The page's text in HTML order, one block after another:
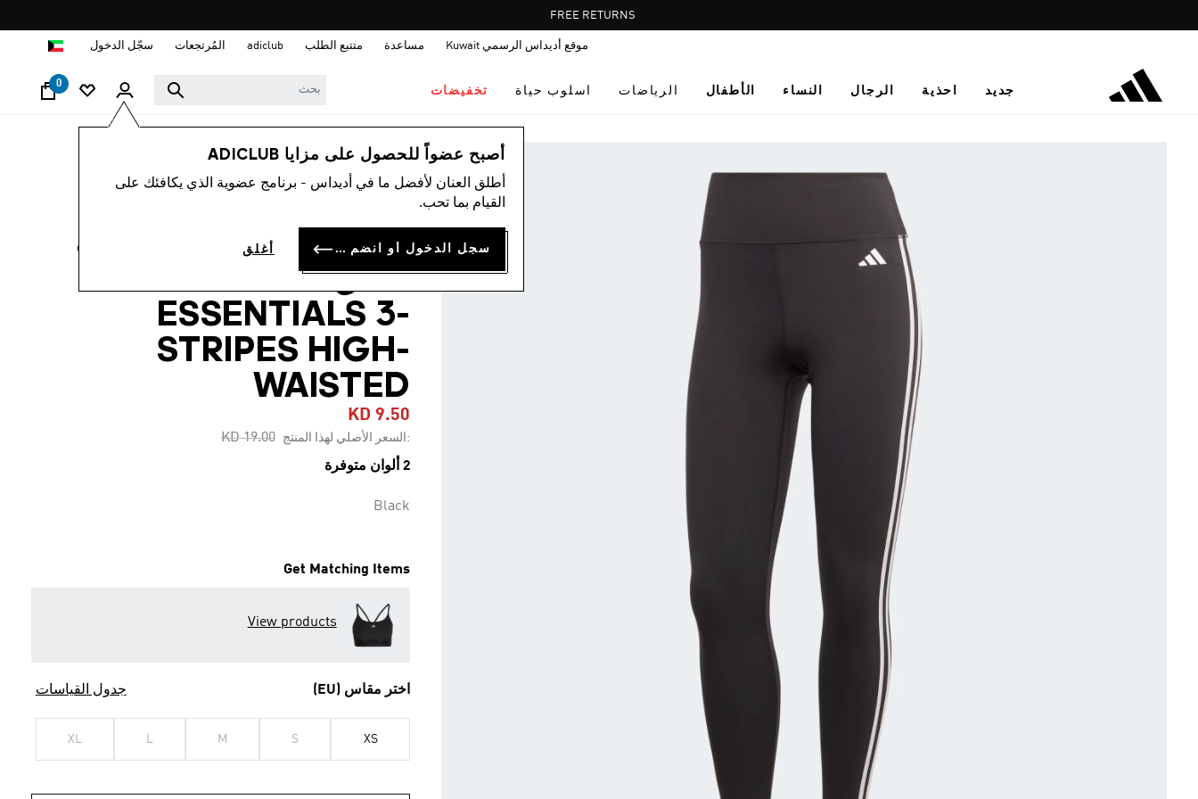
Pause
promotion
FREE RETURNS
موقع أديداس الرسمي Kuwait مساعدة متتبع الطلب adiclub المُرتجعات سجّل الدخول
جديد احذية الرجال النساء الأطفال الرياضات اسلوب حياة تخفيضات
0
أصبح عضواً للحصول على مزايا ADICLUB
أطلق العنان لأفضل ما في أديداس - برنامج عضوية الذي يكافئك على
القيام بما تحب.
سجل الدخول أو انضم الآن أغلق
النساء ملابس
بنطال ضيّق بطول شبه
كامل TRAIN
ESSENTIALS 3-
STRIPES HIGH-
WAISTED
KD 9.50
:السعر الأصلي لهذا المنتج Price reduced from
KD 19.00
to
2 ألوان متوفرة
Black
Get Matching Items
View products
اختر مقاس (EU) جدول القياسات
XS
S
M
L
XL